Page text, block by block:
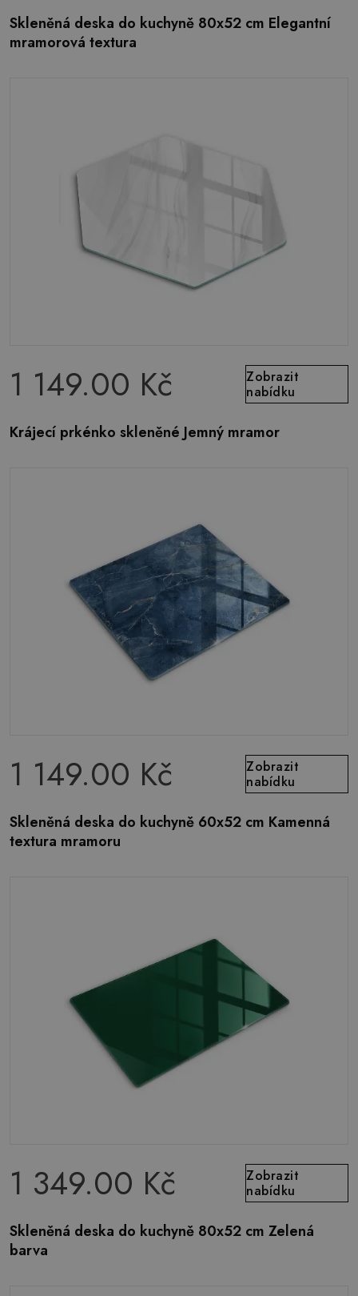
Skleněná deska do kuchyně 80x52 cm Elegantní
mramorová textura
1 149.00 Kč
Zobrazit
nabídku
Krájecí prkénko skleněné Jemný mramor
1 149.00 Kč
Zobrazit
nabídku
Skleněná deska do kuchyně 60x52 cm Kamenná
textura mramoru
1 349.00 Kč
Zobrazit
nabídku
Skleněná deska do kuchyně 80x52 cm Zelená
barva